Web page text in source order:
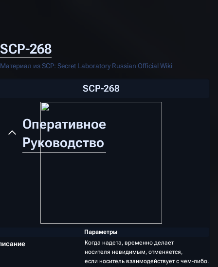
SCP-268
Материал из SCP: Secret Laboratory Russian Official Wiki
SCP-268
Параметры
Когда надета, временно делает
носителя невидимым, отменяется,
если носитель взаимодействует с чем-либо.
Оперативное
Руководство